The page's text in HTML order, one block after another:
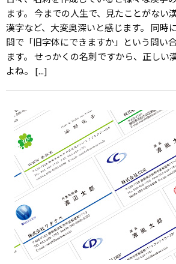
ます。 今までの人生で、見たことがない
漢字など、大変奥深いと感じます。 同時
問で「旧字体にできますか」という問い
ます。 せっかくの名刺ですから、正しい
よね。 [...]